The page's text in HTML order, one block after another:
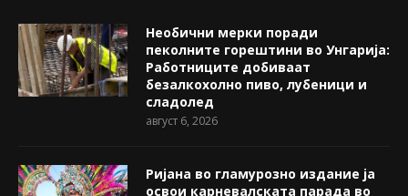
Необични мерки поради
пеколните горештини во Унгарија:
Работниците добиваат
безалкохолно пиво, лубеници и
сладолед
август 6, 2026
Ријана во гламурозно издание ја
освои карневалската парада во